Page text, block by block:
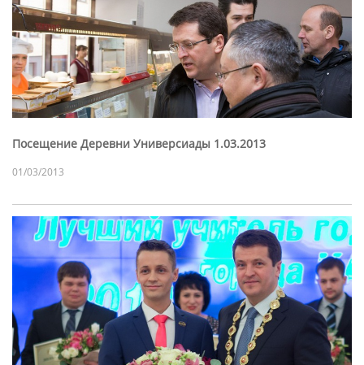
Посещение Деревни Универсиады 1.03.2013
01/03/2013